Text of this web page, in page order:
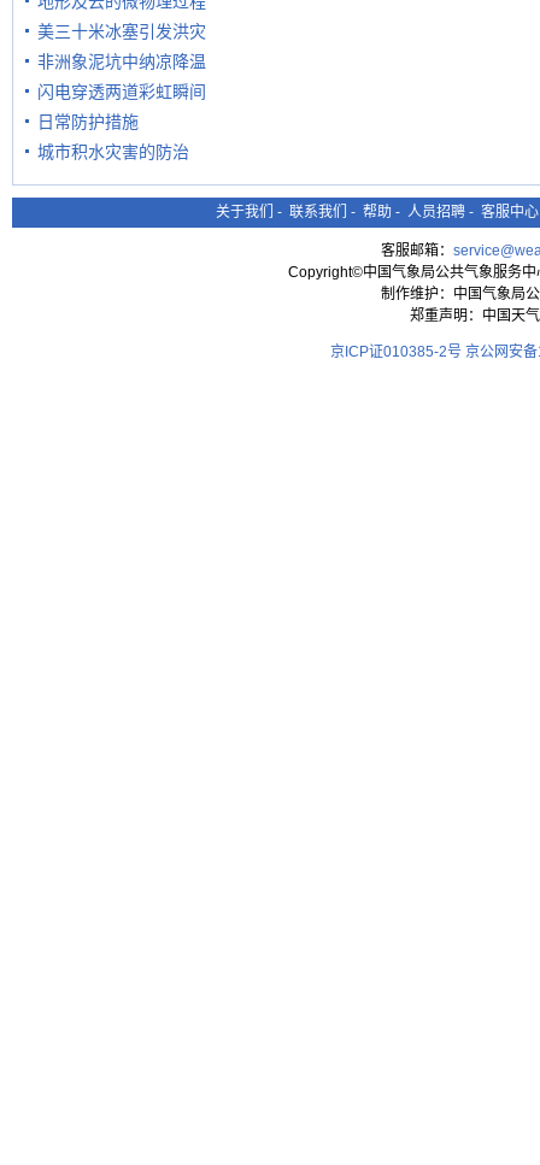
美三十米冰塞引发洪灾
非洲象泥坑中纳凉降温
闪电穿透两道彩虹瞬间
日常防护措施
城市积水灾害的防治
关于我们 - 联系我们 - 帮助 - 人员招聘 - 客服中心
客服邮箱：
Copyright©中国气象局公共气象服务
制作维护：中国气象局
郑重声明：中国天
京ICP证010385-2号 京公网安